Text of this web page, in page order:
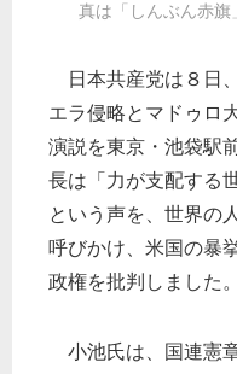
真は「しんぶん赤旗
日本共産党は８日
エラ侵略とマドゥロ
演説を東京・池袋駅
長は「力が支配する
という声を、世界の
呼びかけ、米国の暴
政権を批判しました。
小池氏は、国連憲